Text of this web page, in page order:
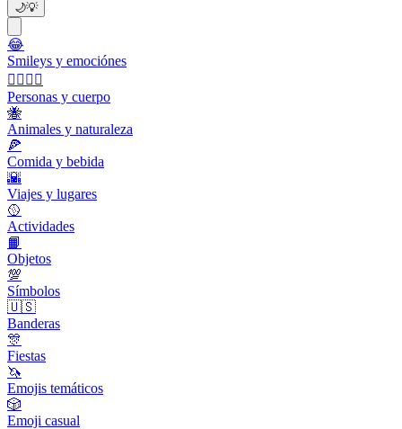
🌙💡
😂
Smileys y emociónes
👩‍❤️‍💋‍👨
Personas y cuerpo
🐝
Animales y naturaleza
🍕
Comida y bebida
🌇
Viajes y lugares
🥎
Actividades
📙
Objetos
💯
Símbolos
🇺🇸
Banderas
🎊
Fiestas
🦄
Emojis temáticos
🎲
Emoji casual